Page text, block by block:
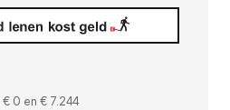
€ 0 en € 7.244